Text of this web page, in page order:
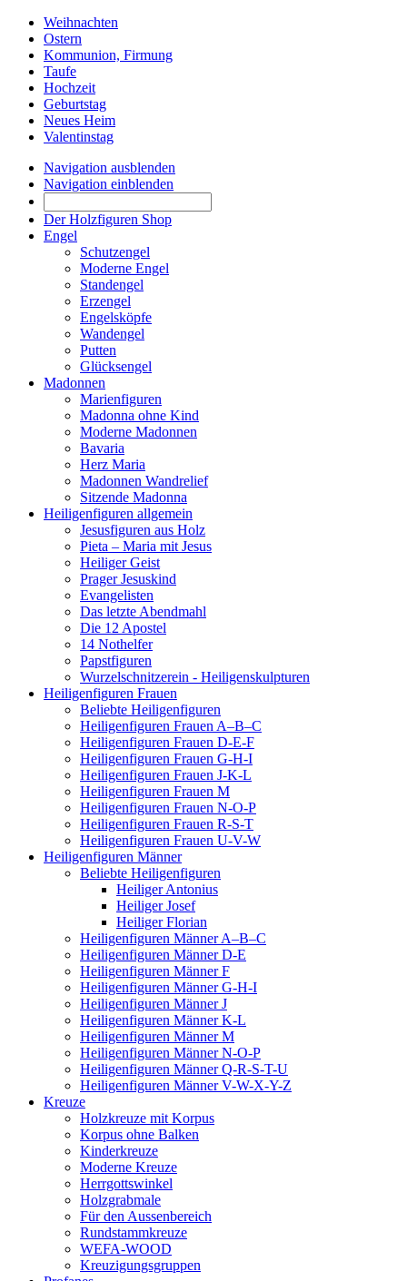
Weihnachten
Ostern
Kommunion, Firmung
Taufe
Hochzeit
Geburtstag
Neues Heim
Valentinstag
Navigation ausblenden
Navigation einblenden
Der Holzfiguren Shop
Engel
Schutzengel
Moderne Engel
Standengel
Erzengel
Engelsköpfe
Wandengel
Putten
Glücksengel
Madonnen
Marienfiguren
Madonna ohne Kind
Moderne Madonnen
Bavaria
Herz Maria
Madonnen Wandrelief
Sitzende Madonna
Heiligenfiguren allgemein
Jesusfiguren aus Holz
Pieta – Maria mit Jesus
Heiliger Geist
Prager Jesuskind
Evangelisten
Das letzte Abendmahl
Die 12 Apostel
14 Nothelfer
Papstfiguren
Wurzelschnitzerein - Heiligenskulpturen
Heiligenfiguren Frauen
Beliebte Heiligenfiguren
Heiligenfiguren Frauen A–B–C
Heiligenfiguren Frauen D-E-F
Heiligenfiguren Frauen G-H-I
Heiligenfiguren Frauen J-K-L
Heiligenfiguren Frauen M
Heiligenfiguren Frauen N-O-P
Heiligenfiguren Frauen R-S-T
Heiligenfiguren Frauen U-V-W
Heiligenfiguren Männer
Beliebte Heiligenfiguren
Heiliger Antonius
Heiliger Josef
Heiliger Florian
Heiligenfiguren Männer A–B–C
Heiligenfiguren Männer D-E
Heiligenfiguren Männer F
Heiligenfiguren Männer G-H-I
Heiligenfiguren Männer J
Heiligenfiguren Männer K-L
Heiligenfiguren Männer M
Heiligenfiguren Männer N-O-P
Heiligenfiguren Männer Q-R-S-T-U
Heiligenfiguren Männer V-W-X-Y-Z
Kreuze
Holzkreuze mit Korpus
Korpus ohne Balken
Kinderkreuze
Moderne Kreuze
Herrgottswinkel
Holzgrabmale
Für den Aussenbereich
Rundstammkreuze
WEFA-WOOD
Kreuzigungsgruppen